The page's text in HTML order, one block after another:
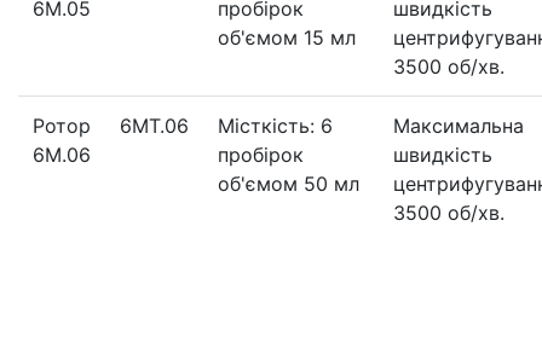
6М.05
пробірок
об'ємом 15 мл
швидкість
3500 об/хв.
Ротор
6М.06
6МT.06
Місткість: 6
пробірок
об'ємом 50 мл
Максимальна
швидкість
3500 об/хв.